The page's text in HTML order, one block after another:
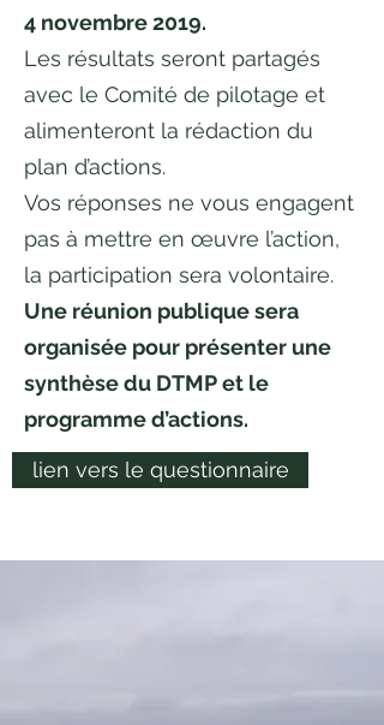
4 novembre 2019.
Les résultats seront partagés
avec le Comité de pilotage et
alimenteront la rédaction du
plan d’actions.
Vos réponses ne vous engagent
pas à mettre en œuvre l’action,
la participation sera volontaire.
Une réunion publique sera
organisée pour présenter une
synthèse du DTMP et le
programme d’actions.
lien vers le questionnaire